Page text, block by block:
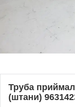
Труба
(штани)